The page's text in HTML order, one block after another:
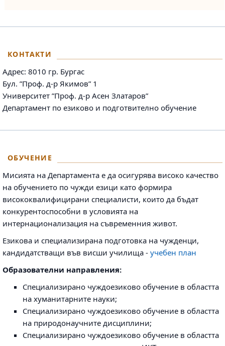
КОНТАКТИ
Адрес: 8010 гр. Бургас
Бул. ”Проф. д-р Якимов” 1
Университет ”Проф. д-р Асен Златаров”
Департамент по езиково и подготвително обучение
ОБУЧЕНИЕ
Мисията на Департамента е да осигурява високо качество
на обучението по чужди езици като формира
висококвалифицирани специалисти, които да бъдат
конкурентоспособни в условията на
интернационализация на съвременния живот.
Езикова и специализирана подготовка на чужденци,
кандидатстващи във висши училища - учебен план
Образователни направления:
Специализирано чуждоезиково обучение в областта
на хуманитарните науки;
Специализирано чуждоезиково обучение в областта
на природонаучните дисциплини;
Специализирано чуждоезиково обучение в областта